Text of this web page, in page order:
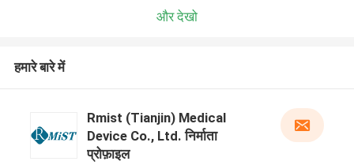
और देखो
हमारे बारे में
Rmist (Tianjin) Medical
Device Co., Ltd. निर्माता
प्रोफ़ाइल